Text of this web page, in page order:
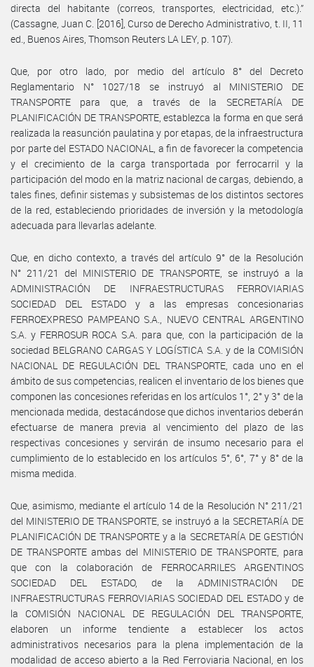
directa del habitante (correos, transportes, electricidad, etc.).”
(Cassagne, Juan C. [2016], Curso de Derecho Administrativo, t. II, 11
ed., Buenos Aires, Thomson Reuters LA LEY, p. 107).
Que, por otro lado, por medio del artículo 8° del Decreto
Reglamentario N° 1027/18 se instruyó al MINISTERIO DE
TRANSPORTE para que, a través de la SECRETARÍA DE
PLANIFICACIÓN DE TRANSPORTE, establezca la forma en que será
realizada la reasunción paulatina y por etapas, de la infraestructura
por parte del ESTADO NACIONAL, a fin de favorecer la competencia
y el crecimiento de la carga transportada por ferrocarril y la
participación del modo en la matriz nacional de cargas, debiendo, a
tales fines, definir sistemas y subsistemas de los distintos sectores
de la red, estableciendo prioridades de inversión y la metodología
adecuada para llevarlas adelante.
Que, en dicho contexto, a través del artículo 9° de la Resolución
N° 211/21 del MINISTERIO DE TRANSPORTE, se instruyó a la
ADMINISTRACIÓN DE INFRAESTRUCTURAS FERROVIARIAS
SOCIEDAD DEL ESTADO y a las empresas concesionarias
FERROEXPRESO PAMPEANO S.A., NUEVO CENTRAL ARGENTINO
S.A. y FERROSUR ROCA S.A. para que, con la participación de la
sociedad BELGRANO CARGAS Y LOGÍSTICA S.A. y de la COMISIÓN
NACIONAL DE REGULACIÓN DEL TRANSPORTE, cada uno en el
ámbito de sus competencias, realicen el inventario de los bienes que
componen las concesiones referidas en los artículos 1°, 2° y 3° de la
mencionada medida, destacándose que dichos inventarios deberán
efectuarse de manera previa al vencimiento del plazo de las
respectivas concesiones y servirán de insumo necesario para el
cumplimiento de lo establecido en los artículos 5°, 6°, 7° y 8° de la
misma medida.
Que, asimismo, mediante el artículo 14 de la Resolución N° 211/21
del MINISTERIO DE TRANSPORTE, se instruyó a la SECRETARÍA DE
PLANIFICACIÓN DE TRANSPORTE y a la SECRETARÍA DE GESTIÓN
DE TRANSPORTE ambas del MINISTERIO DE TRANSPORTE, para
que con la colaboración de FERROCARRILES ARGENTINOS
SOCIEDAD DEL ESTADO, de la ADMINISTRACIÓN DE
INFRAESTRUCTURAS FERROVIARIAS SOCIEDAD DEL ESTADO y de
la COMISIÓN NACIONAL DE REGULACIÓN DEL TRANSPORTE,
elaboren un informe tendiente a establecer los actos
administrativos necesarios para la plena implementación de la
modalidad de acceso abierto a la Red Ferroviaria Nacional, en los